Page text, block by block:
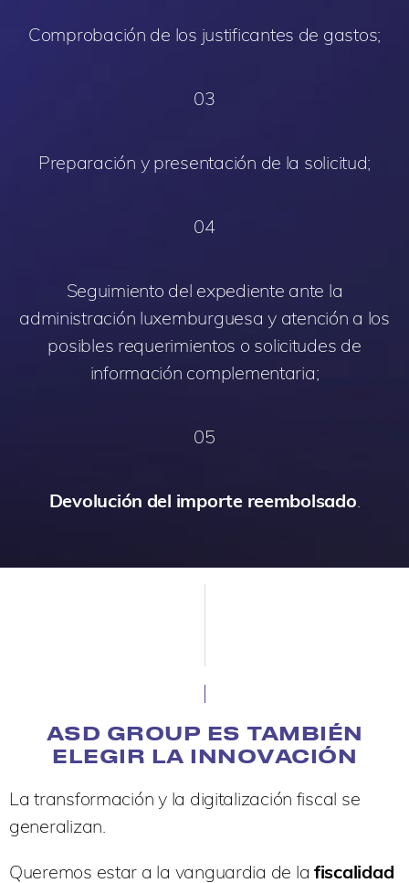
Comprobación de los justificantes de gastos;
03
Preparación y presentación de la solicitud;
04
Seguimiento del expediente ante la
administración luxemburguesa y atención a los
posibles requerimientos o solicitudes de
información complementaria;
05
Devolución del importe reembolsado.
ASD GROUP ES TAMBIÉN
ELEGIR LA INNOVACIÓN
La transformación y la digitalización fiscal se
generalizan.
Queremos estar a la vanguardia de lafiscalidad